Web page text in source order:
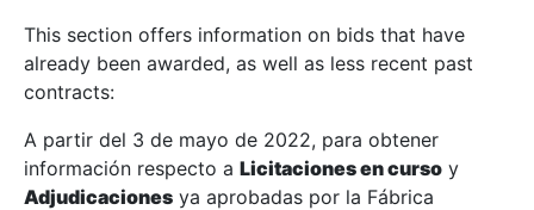
Show/Hide
Show/Hide
This section offers information on bids that have
already been awarded, as well as less recent past
contracts:
A partir del 3 de mayo de 2022, para obtener
información respecto a Licitaciones en curso y
Adjudicaciones ya aprobadas por la Fábrica